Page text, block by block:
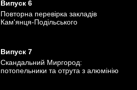
Випуск 6
Повторна перевірка закладів
Кам'янця-Подільського
Випуск 7
Скандальний Миргород:
потопельники та отрута з алюмінію